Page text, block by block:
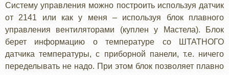
Систему управления можно построить используя датчик
от 2141 или как у меня – используя блок плавного
управления вентиляторами (куплен у Мастела). Блок
берет информацию о температуре со ШТАТНОГО
датчика температуры, с приборной панели, т.е. ничего
переделывать не надо. При этом блок позволяет плавно